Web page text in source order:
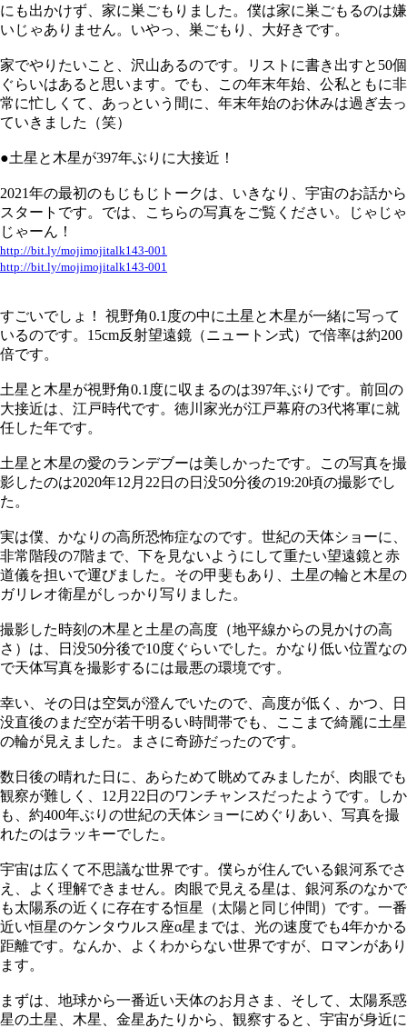
にも出かけず、家に巣ごもりました。僕は家に巣ごもるのは嫌
いじゃありません。いやっ、巣ごもり、大好きです。
家でやりたいこと、沢山あるのです。リストに書き出すと50個
ぐらいはあると思います。でも、この年末年始、公私ともに非
常に忙しくて、あっという間に、年末年始のお休みは過ぎ去っ
ていきました（笑）
●土星と木星が397年ぶりに大接近！
2021年の最初のもじもじトークは、いきなり、宇宙のお話から
スタートです。では、こちらの写真をご覧ください。じゃじゃ
じゃーん！
http://bit.ly/mojimojitalk143-001
http://bit.ly/mojimojitalk143-001
すごいでしょ！ 視野角0.1度の中に土星と木星が一緒に写って
いるのです。15cm反射望遠鏡（ニュートン式）で倍率は約200
倍です。
土星と木星が視野角0.1度に収まるのは397年ぶりです。前回の
大接近は、江戸時代です。徳川家光が江戸幕府の3代将軍に就
任した年です。
土星と木星の愛のランデブーは美しかったです。この写真を撮
影したのは2020年12月22日の日没50分後の19:20頃の撮影でし
た。
実は僕、かなりの高所恐怖症なのです。世紀の天体ショーに、
非常階段の7階まで、下を見ないようにして重たい望遠鏡と赤
道儀を担いで運びました。その甲斐もあり、土星の輪と木星の
ガリレオ衛星がしっかり写りました。
撮影した時刻の木星と土星の高度（地平線からの見かけの高
さ）は、日没50分後で10度ぐらいでした。かなり低い位置なの
で天体写真を撮影するには最悪の環境です。
幸い、その日は空気が澄んでいたので、高度が低く、かつ、日
没直後のまだ空が若干明るい時間帯でも、ここまで綺麗に土星
の輪が見えました。まさに奇跡だったのです。
数日後の晴れた日に、あらためて眺めてみましたが、肉眼でも
観察が難しく、12月22日のワンチャンスだったようです。しか
も、約400年ぶりの世紀の天体ショーにめぐりあい、写真を撮
れたのはラッキーでした。
宇宙は広くて不思議な世界です。僕らが住んでいる銀河系でさ
え、よく理解できません。肉眼で見える星は、銀河系のなかで
も太陽系の近くに存在する恒星（太陽と同じ仲間）です。一番
近い恒星のケンタウルス座α星までは、光の速度でも4年かかる
距離です。なんか、よくわからない世界ですが、ロマンがあり
ます。
まずは、地球から一番近い天体のお月さま、そして、太陽系惑
星の土星、木星、金星あたりから、観察すると、宇宙が身近に